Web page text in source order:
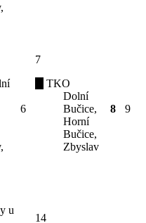
6
7
TKO
Dolní
Bučice,
Horní
Bučice,
Zbyslav
8 9
u
14